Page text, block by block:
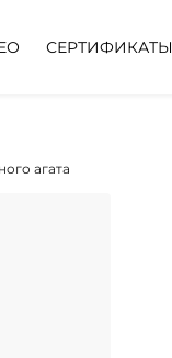
СЕРТИФИКАТЫ
агата